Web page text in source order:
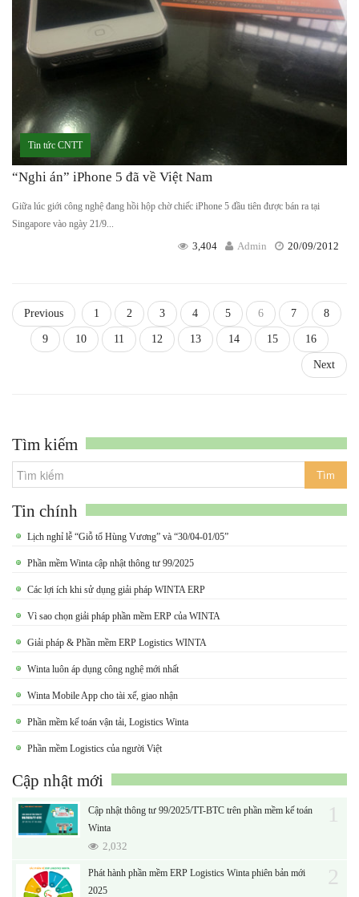
Tin tức CNTT
“Nghi án” iPhone 5 đã về Việt Nam
Giữa lúc giới công nghệ đang hồi hộp chờ chiếc iPhone 5 đầu tiên được bán ra tại
Singapore vào ngày 21/9...
20/09/2012
Admin
3,404
Previous 1 2 3 4 5 6 7 8
9 10 11 12 13 14 15 16
Next
Tìm kiếm
Tin chính
Lịch nghỉ lễ “Giỗ tổ Hùng Vương” và “30/04-01/05”
Phần mềm Winta cập nhật thông tư 99/2025
Các lợi ích khi sử dụng giải pháp WINTA ERP
Vì sao chọn giải pháp phần mềm ERP của WINTA
Giải pháp & Phần mềm ERP Logistics WINTA
Winta luôn áp dụng công nghệ mới nhất
Winta Mobile App cho tài xế, giao nhận
Phần mềm kế toán vận tải, Logistics Winta
Phần mềm Logistics của người Việt
Cập nhật mới
Cập nhật thông tư 99/2025/TT-BTC trên phần mềm kế toán
Winta
2,032
1
Phát hành phần mềm ERP Logistics Winta phiên bản mới
2025
2